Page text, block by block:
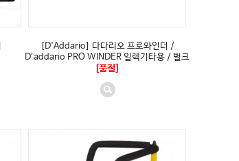
[D'Addario] 다다리오 프로와인더 /
D’addario PRO WINDER 일렉기타용 / 벌크
[품절]